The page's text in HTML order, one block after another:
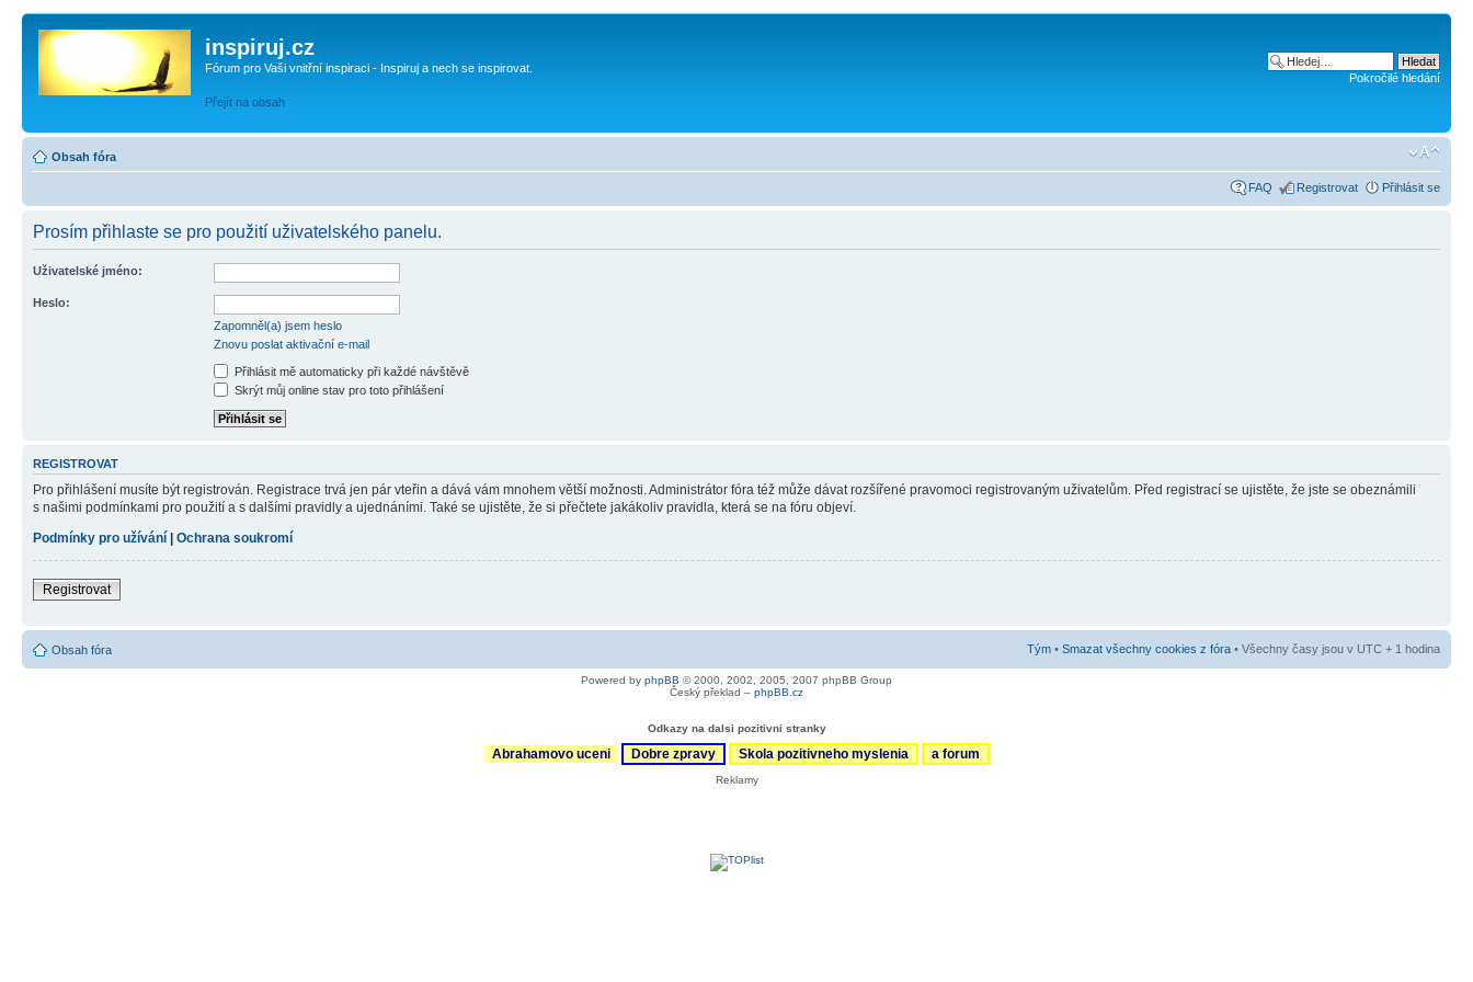
inspiruj.cz
Fórum pro Vaši vnitřní inspiraci - Inspiruj a nech se inspirovat.
Přejít na obsah
Pokročilé hledání
Obsah fóra
FAQ Registrovat Přihlásit se
Prosím přihlaste se pro použití uživatelského panelu.
Uživatelské jméno:
Heslo:
Zapomněl(a) jsem heslo
Znovu poslat aktivační e-mail
Přihlásit mě automaticky při každé návštěvě
Skrýt můj online stav pro toto přihlášení
REGISTROVAT
Pro přihlášení musíte být registrován. Registrace trvá jen pár vteřin a dává vám mnohem větší možnosti. Administrátor fóra též může dávat rozšířené pravomoci registrovaným uživatelům. Před registrací se ujistěte, že jste se obeznámili
s našimi podmínkami pro použití a s dalšími pravidly a ujednáními. Také se ujistěte, že si přečtete jakákoliv pravidla, která se na fóru objeví.
Podmínky pro užívání | Ochrana soukromí
Registrovat
Obsah fóra Tým • Smazat všechny cookies z fóra • Všechny časy jsou v UTC + 1 hodina
Powered by phpBB © 2000, 2002, 2005, 2007 phpBB Group
Český překlad – phpBB.cz
Odkazy na dalsi pozitivni stranky
Abrahamovo uceni Dobre zpravy Skola pozitivneho myslenia a forum
Reklamy